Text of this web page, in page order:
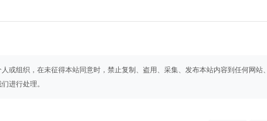
或组织，在未征得本站同意时，禁止复制、盗用、采集、发布本站内容到任何网站
进行处理。